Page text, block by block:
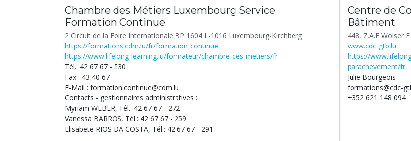
Chambre des Métiers Luxembourg Service
Formation Continue
2 Circuit de la Foire Internationale BP 1604 L-1016 Luxembourg-Kirchberg
https://formations.cdm.lu/fr/formation-continue
https://www.lifelong-learning.lu/formateur/chambre-des-metiers/fr
Tél.: 42 67 67 - 530
Fax : 43 40 67
E-Mail : formation.continue@cdm.lu
Contacts - gestionnaires administratives :
Myriam WEBER, Tél.: 42 67 67 - 272
Vanessa BARROS, Tél.: 42 67 67 - 259
Elisabete RIOS DA COSTA, Tél.: 42 67 67 - 291
Centre de
Bâtiment
448, Z.A.E Wolser
www.cdc-gtb.lu
https://
parachevement/fr
Julie Bourgeois
formations@cdc-
+352 621 148 094